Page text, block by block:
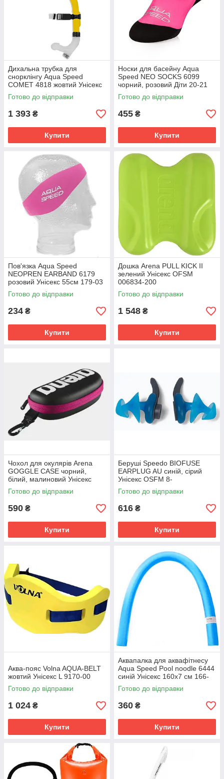
Дихальна трубка для
снорклінгу Aqua Speed ​​
COMET 4818 жовтий Унісекс
OSFM 281-18
Готово до відправки
1 393 ₴
Купити
Носки для басейну Aqua
Speed NEO SOCKS 6099
чорний, розовий Діти 20-21
177-03
Готово до відправки
455 ₴
Купити
Пов'язка Aqua Speed
NEOPREN EARBAND 6179
розовий Унісекс 55см 179-03
Готово до відправки
234 ₴
Купити
Дошка Arena PULL KICK II
зелений Унісекс OFSM
006834-200
Готово до відправки
1 548 ₴
Купити
Чохол для окулярів Arena
GOGGLE CASE чорний,
білий, малиновий Унісекс
OFSM 1E048-509
Готово до відправки
590 ₴
Купити
Беруші Speedo BIOFUSE
EARPLUG AU синій, сірий
Унісекс OSFM 8-
00237414491
Готово до відправки
616 ₴
Купити
Аква-пояс Volna AQUA-BELT
жовтий Унісекс L 9170-00
Готово до відправки
1 024 ₴
Купити
Аквапалка для аквафітнесу
Aqua Speed ​​Pool noodle 6444
синій Унісекс 160х7 см 166-
01
Готово до відправки
360 ₴
Купити